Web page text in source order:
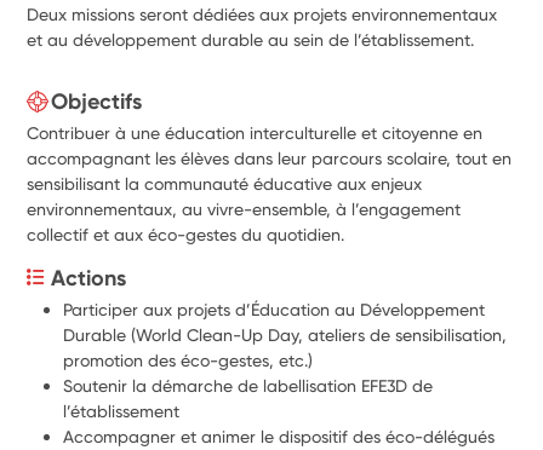
Deux missions seront dédiées aux projets environnementaux
et au développement durable au sein de l’établissement.
Objectifs
Contribuer à une éducation interculturelle et citoyenne en
accompagnant les élèves dans leur parcours scolaire, tout en
sensibilisant la communauté éducative aux enjeux
environnementaux, au vivre-ensemble, à l’engagement
collectif et aux éco-gestes du quotidien.
Actions
Participer aux projets d’Éducation au Développement
Durable (World Clean-Up Day, ateliers de sensibilisation,
promotion des éco-gestes, etc.)
Soutenir la démarche de labellisation EFE3D de
l’établissement
Accompagner et animer le dispositif des éco-délégués